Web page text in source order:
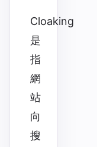
Cloaking
是
指
網
站
向
搜